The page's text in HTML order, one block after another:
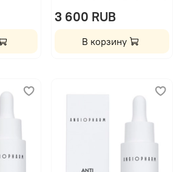
3 600 RUB
В корзину